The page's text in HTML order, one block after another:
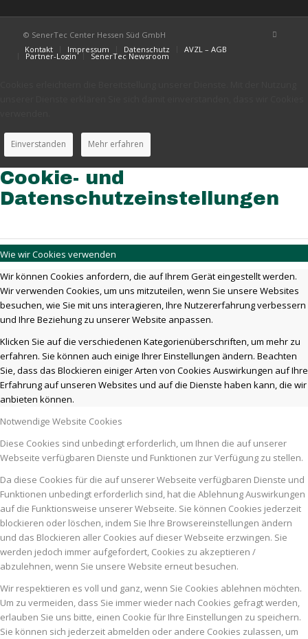
© SenerTec Center Hessen Süd GmbH
Kontakt
Impressum Datenschutz AVZL – AGB
Partner-Login SenerTec Newsroom
Einverstanden Mehr erfahren
Cookie- und
Datenschutzeinstellungen
Wie wir Cookies verwenden
Wir können Cookies anfordern, die auf Ihrem Gerät eingestellt werden.
Wir verwenden Cookies, um uns mitzuteilen, wenn Sie unsere Websites
besuchen, wie Sie mit uns interagieren, Ihre Nutzererfahrung verbessern
und Ihre Beziehung zu unserer Website anpassen.
Klicken Sie auf die verschiedenen Kategorienüberschriften, um mehr zu
erfahren. Sie können auch einige Ihrer Einstellungen ändern. Beachten
Sie, dass das Blockieren einiger Arten von Cookies Auswirkungen auf Ihre
Erfahrung auf unseren Websites und auf die Dienste haben kann, die wir
anbieten können.
Notwendige Website Cookies
Diese Cookies sind unbedingt erforderlich, um Ihnen die auf unserer
Webseite verfügbaren Dienste und Funktionen zur Verfügung zu stellen.
Da diese Cookies für die auf unserer Webseite verfügbaren Dienste und
Funktionen unbedingt erforderlich sind, hat die Ablehnung Auswirkungen
auf die Funktionsweise unserer Webseite. Sie können Cookies jederzeit
blockieren oder löschen, indem Sie Ihre Browsereinstellungen ändern
und das Blockieren aller Cookies auf dieser Webseite erzwingen. Sie
werden jedoch immer aufgefordert, Cookies zu akzeptieren /
abzulehnen, wenn Sie unsere Website erneut besuchen.
Wir respektieren es voll und ganz, wenn Sie Cookies ablehnen möchten.
Um zu vermeiden, dass Sie immer wieder nach Cookies gefragt werden,
erlauben Sie uns bitte, einen Cookie für Ihre Einstellungen zu speichern.
Sie können sich jederzeit abmelden oder andere Cookies zulassen, um